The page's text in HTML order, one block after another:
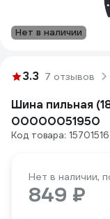
Нет в наличии
3.3 7 отзывов
Шина пильная
00000051950
Код товара: 15701516
Нет в наличии,
849 ₽